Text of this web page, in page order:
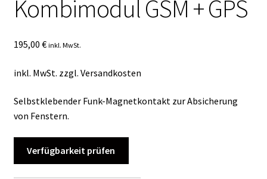
Vertrag widerrufen
Kombimodul GSM + GPS
195,00 € inkl. MwSt.
inkl. MwSt. zzgl. Versandkosten
Selbstklebender Funk-Magnetkontakt zur Absicherung
von Fenstern.
Verfügbarkeit prüfen